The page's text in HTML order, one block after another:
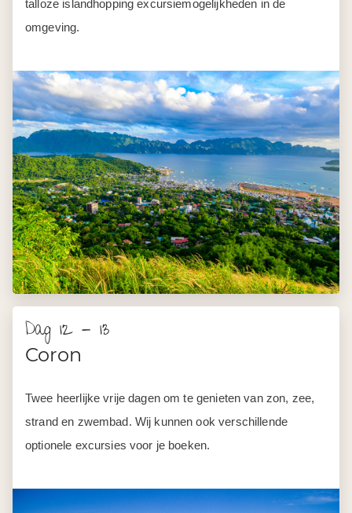
talloze islandhopping excursiemogelijkheden in de
omgeving.
Dag 12 - 13
Coron
Twee heerlijke vrije dagen om te genieten van zon, zee,
strand en zwembad. Wij kunnen ook verschillende
optionele excursies voor je boeken.